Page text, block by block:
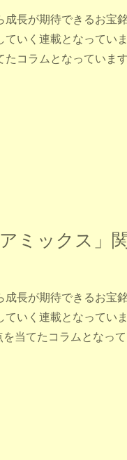
長が期待できるお宝
いく連載となってい
コラムとなっていま
ミックス」
長が期待できるお宝
いく連載となってい
当てたコラムとなって